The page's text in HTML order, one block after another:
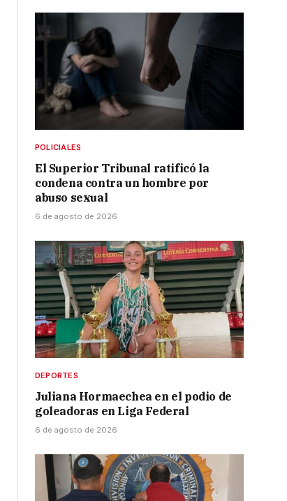
POLICIALES
El Superior Tribunal ratificó la
condena contra un hombre por
abuso sexual
6 de agosto de 2026
DEPORTES
Juliana Hormaechea en el podio de
goleadoras en Liga Federal
6 de agosto de 2026